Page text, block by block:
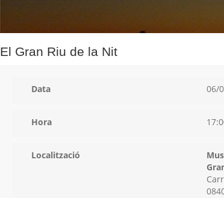
El Gran Riu de la Nit
Data 06/
Hora
Localització